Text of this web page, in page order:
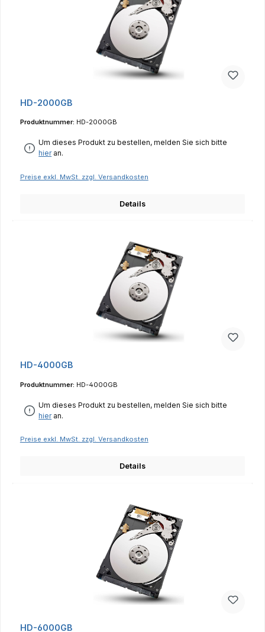
HD-2000GB
Produktnummer: HD-2000GB
Um dieses Produkt zu bestellen, melden Sie sich bitte
hieran.
Preise exkl. MwSt. zzgl. Versandkosten
Details
HD-4000GB
Produktnummer: HD-4000GB
Um dieses Produkt zu bestellen, melden Sie sich bitte
hieran.
Preise exkl. MwSt. zzgl. Versandkosten
Details
HD-6000GB